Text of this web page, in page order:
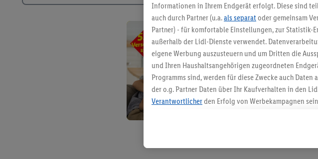
Informationen in Ihrem Endgerät erfolgt. Diese sind
auch durch Partner (u.a.als separat oder gemeinsam
Partner) - für komfortable Einstellungen, zur
außerhalb der Lidl-Dienste verwendet.
eigene Werbung auszusteuern und um Dritten die
und Ihren Haushaltsangehörigen zugeordneten
Programms sind, werden für diese Zwecke auch
der o.g. Partner Daten über Ihr Kaufverhalten in den
Verantwortlicherden Erfolg von Werbekampagnen
angereicherten Profilen. Dies umfasst die
Kaufverhalten in den Lidl-Diensten, Informationen
genauen Standortdaten) auch über verschiedene